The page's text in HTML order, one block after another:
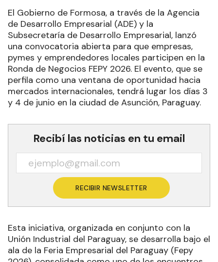
El Gobierno de Formosa, a través de la Agencia
de Desarrollo Empresarial (ADE) y la
Subsecretaría de Desarrollo Empresarial, lanzó
una convocatoria abierta para que empresas,
pymes y emprendedores locales participen en la
Ronda de Negocios FEPY 2026. El evento, que se
perfila como una ventana de oportunidad hacia
mercados internacionales, tendrá lugar los días 3
y 4 de junio en la ciudad de Asunción, Paraguay.
Recibí las noticias en tu email
RECIBIR NEWSLETTER
Esta iniciativa, organizada en conjunto con la
Unión Industrial del Paraguay, se desarrolla bajo el
ala de la Feria Empresarial del Paraguay (Fepy